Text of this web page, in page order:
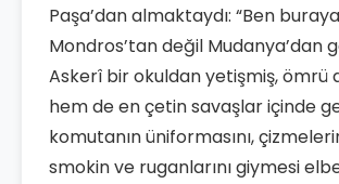
Paşa’dan almaktaydı: “Ben buraya
Mondros’tan değil Mudanya’dan
Askerî bir okuldan yetişmiş, ömrü
hem de en çetin savaşlar içinde
komutanın üniformasını,
smokin ve ruganlarını giymesi